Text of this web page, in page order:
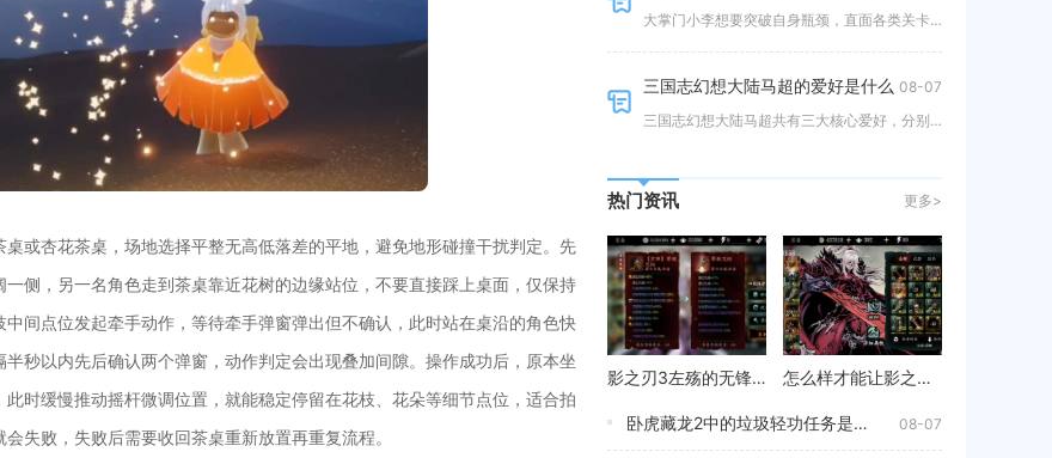
或杏花茶桌，场地选择平整无高低落差的平地，避免地形碰撞干扰判定。先
侧，另一名角色走到茶桌靠近花树的边缘站位，不要直接踩上桌面，仅保持
间点位发起牵手动作，等待牵手弹窗弹出但不确认，此时站在桌沿的角色快
秒以内先后确认两个弹窗，动作判定会出现叠加间隙。操作成功后，原本坐
时缓慢推动摇杆微调位置，就能稳定停留在花枝、花朵等细节点位，适合拍
失败，失败后需要收回茶桌重新放置再重复流程。
大掌门小李想要突破自身瓶颈，直面各类关卡与养成阻碍实现稳步进阶，核心在于合理分配资源、精准搭配武学阵容、放平心态反复打磨
三国志幻想大陆马超的爱好是什么 08-07
三国志幻想大陆马超共有三大核心爱好，分别是驾驭铁骑冲锋作战、擂鼓奏乐、狩猎纵马，三类爱好完整贯穿角色传记、出游互动、活动
热门资讯 更多>
影之刃3左殇的无锋转职是否有特殊要求或限制 怎么样才能让影之刃3真无影腿发出刀光
卧虎藏龙2中的垃圾轻功任务是否多余 08-07